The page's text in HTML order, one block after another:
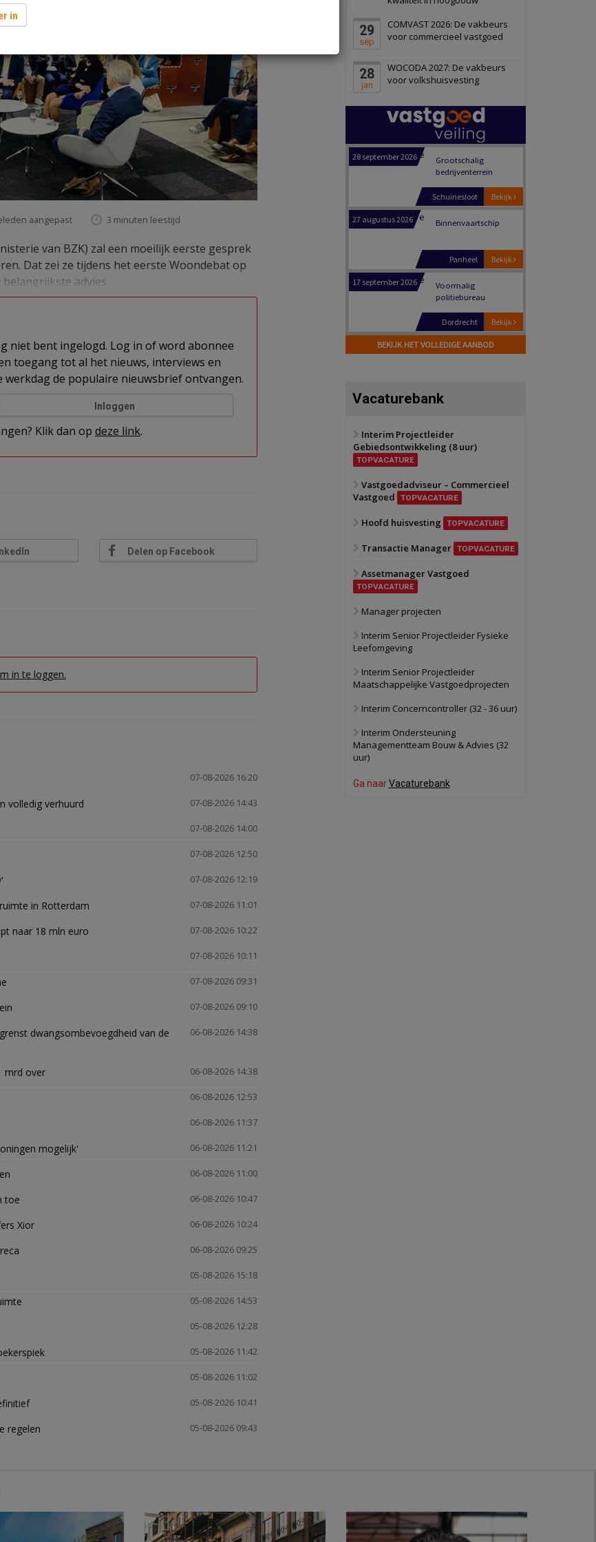
aangepast 3 minuten leestijd
van BZK) zal een moeilijk eerste gesprek
Dat zei ze tijdens het eerste Woondebat op
advies.
niet bent ingelogd. Log in of word abonnee
toegang tot al het nieuws, interviews en
de populaire nieuwsbrief ontvangen.
Inloggen
Klik dan op deze link.
Delen op Facebook
in te loggen.
07-08-2026 16:20
07-08-2026 14:43
volledig verhuurd
07-08-2026 14:00
07-08-2026 12:50
07-08-2026 12:19
07-08-2026 11:01
in Rotterdam
07-08-2026 10:22
naar 18 mln euro
07-08-2026 10:11
07-08-2026 09:31
07-08-2026 09:10
06-08-2026 14:38
dwangsombevoegdheid van de
06-08-2026 14:38
mrd over
06-08-2026 12:53
06-08-2026 11:37
06-08-2026 11:21
mogelijk'
06-08-2026 11:00
06-08-2026 10:47
toe
06-08-2026 10:24
Xior
06-08-2026 09:25
05-08-2026 15:18
05-08-2026 14:53
05-08-2026 12:28
05-08-2026 11:42
05-08-2026 11:02
05-08-2026 10:41
05-08-2026 09:43
regelen
29
sep
COMVAST 2026: De vakbeurs
voor commercieel vastgoed
28
jan
WOCODA 2027: De vakbeurs
voor volkshuisvesting
Zwanenburg
6 oktober 2026 Transformatieobject
Bekijk
Schiedam
22 september 2026
Oranje
28 september 2026
Grootschalig
bedrijventerrein
Bekijk
Schuinesloot
27 augustus 2026 Binnenvaartschip
Bekijk
Panheel
17 september 2026
Voormalig
politiebureau
Bekijk
Dordrecht
17 september 2026
Voormalig
Zaandam
8 september 2026
Schiedam
22 september 2026
Bekijk
Oranje
bedrijventerrein
17 september 2026
Voormalig
BEKIJK HET VOLLEDIGE AANBOD
Vacaturebank
Interim Projectleider
Gebiedsontwikkeling (8 uur)
TOPVACATURE
Vastgoedadviseur – Commercieel
Vastgoed
TOPVACATURE
Hoofd huisvesting TOPVACATURE
Transactie Manager TOPVACATURE
Assetmanager Vastgoed
TOPVACATURE
Manager projecten
Interim Senior Projectleider Fysieke
Leefomgeving
Interim Senior Projectleider
Maatschappelijke Vastgoedprojecten
Interim Concerncontroller (32 - 36 uur)
Interim Ondersteuning
Managementteam Bouw & Advies (32
uur)
Ga naarVacaturebank
in